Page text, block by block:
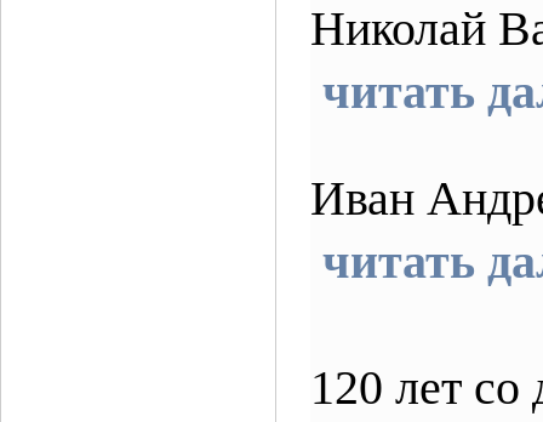
Николай
читать
Иван
читать
120 лет со